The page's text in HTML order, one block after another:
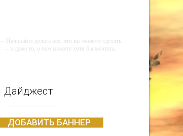
-- Начинайте делать все, что вы можете сделать
– и даже то, о чем можете хотя бы мечтать.
Живите той жизнью, которую вы сами себе
придумали.
Дайджест
ДОБАВИТЬ БАННЕР